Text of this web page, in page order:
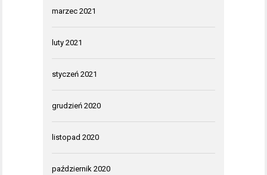
marzec 2021
luty 2021
styczeń 2021
grudzień 2020
listopad 2020
październik 2020